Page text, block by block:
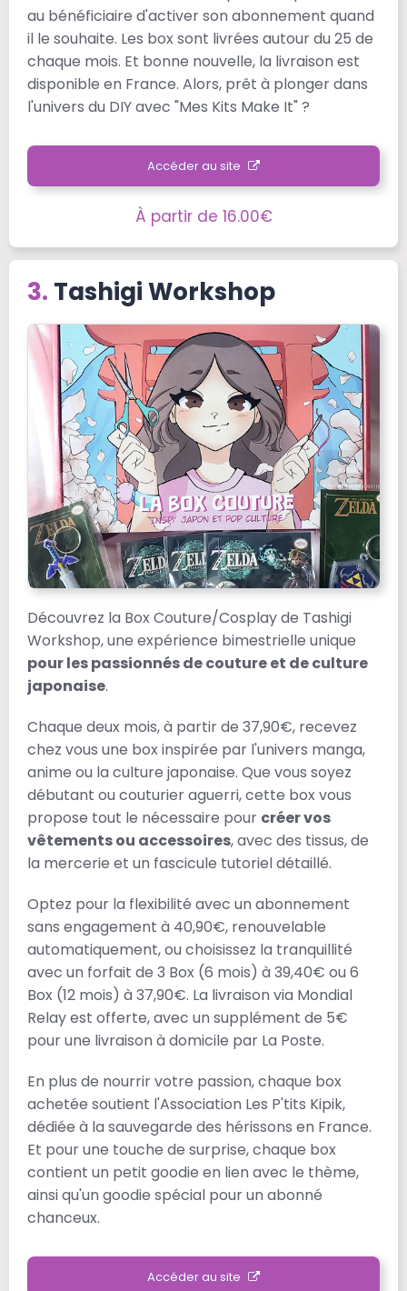
au bénéficiaire d'activer son abonnement quand
il le souhaite. Les box sont livrées autour du 25 de
chaque mois. Et bonne nouvelle, la livraison est
disponible en France. Alors, prêt à plonger dans
l'univers du DIY avec "Mes Kits Make It" ?
Accéder au site
À partir de 16.00€
Tashigi Workshop
Découvrez la Box Couture/Cosplay de Tashigi
Workshop, une expérience bimestrielle unique
pour les passionnés de couture et de culture
japonaise.
Chaque deux mois, à partir de 37,90€, recevez
chez vous une box inspirée par l'univers manga,
anime ou la culture japonaise. Que vous soyez
débutant ou couturier aguerri, cette box vous
propose tout le nécessaire pour créer vos
vêtements ou accessoires, avec des tissus, de
la mercerie et un fascicule tutoriel détaillé.
Optez pour la flexibilité avec un abonnement
sans engagement à 40,90€, renouvelable
automatiquement, ou choisissez la tranquillité
avec un forfait de 3 Box (6 mois) à 39,40€ ou 6
Box (12 mois) à 37,90€. La livraison via Mondial
Relay est offerte, avec un supplément de 5€
pour une livraison à domicile par La Poste.
En plus de nourrir votre passion, chaque box
achetée soutient l'Association Les P'tits Kipik,
dédiée à la sauvegarde des hérissons en France.
Et pour une touche de surprise, chaque box
contient un petit goodie en lien avec le thème,
ainsi qu'un goodie spécial pour un abonné
chanceux.
Accéder au site